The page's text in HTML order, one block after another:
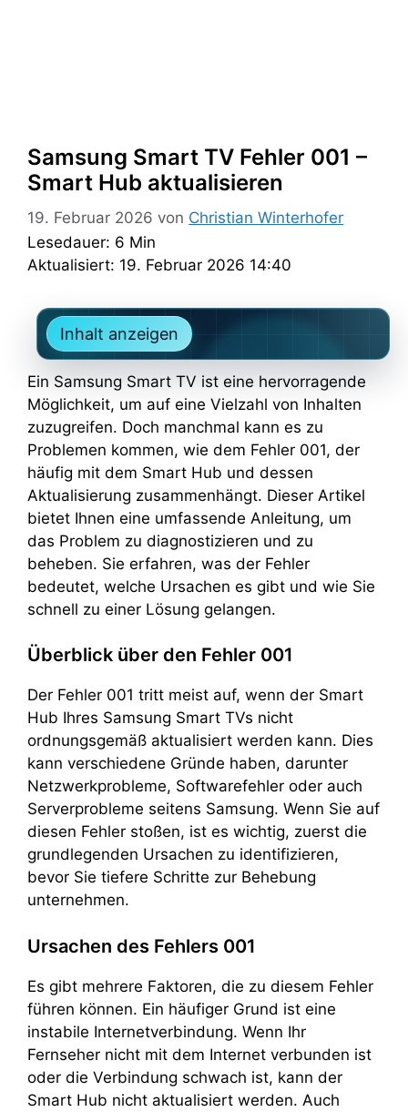
Samsung Smart TV Fehler 001 –
Smart Hub aktualisieren
19. Februar 2026 von Christian Winterhofer
Lesedauer: 6 Min
Aktualisiert: 19. Februar 2026 14:40
Inhalt anzeigen
Ein Samsung Smart TV ist eine hervorragende
Möglichkeit, um auf eine Vielzahl von Inhalten
zuzugreifen. Doch manchmal kann es zu
Problemen kommen, wie dem Fehler 001, der
häufig mit dem Smart Hub und dessen
Aktualisierung zusammenhängt. Dieser Artikel
bietet Ihnen eine umfassende Anleitung, um
das Problem zu diagnostizieren und zu
beheben. Sie erfahren, was der Fehler
bedeutet, welche Ursachen es gibt und wie Sie
schnell zu einer Lösung gelangen.
Überblick über den Fehler 001
Der Fehler 001 tritt meist auf, wenn der Smart
Hub Ihres Samsung Smart TVs nicht
ordnungsgemäß aktualisiert werden kann. Dies
kann verschiedene Gründe haben, darunter
Netzwerkprobleme, Softwarefehler oder auch
Serverprobleme seitens Samsung. Wenn Sie auf
diesen Fehler stoßen, ist es wichtig, zuerst die
grundlegenden Ursachen zu identifizieren,
bevor Sie tiefere Schritte zur Behebung
unternehmen.
Ursachen des Fehlers 001
Es gibt mehrere Faktoren, die zu diesem Fehler
führen können. Ein häufiger Grund ist eine
instabile Internetverbindung. Wenn Ihr
Fernseher nicht mit dem Internet verbunden ist
oder die Verbindung schwach ist, kann der
Smart Hub nicht aktualisiert werden. Auch